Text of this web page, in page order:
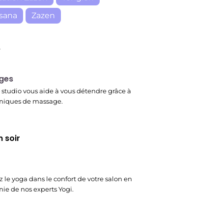
Zazen
studio vous aide à vous détendre grâce à
de massage.
soir
le yoga dans le confort de votre salon en
de nos experts Yogi.